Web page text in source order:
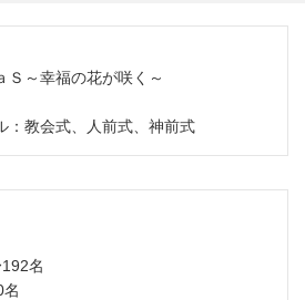
Ｓ～幸福の花が咲く～
： 教会式、人前式、神前式
名
名